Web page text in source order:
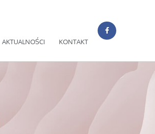
AKTUALNOŚCI KONTAKT